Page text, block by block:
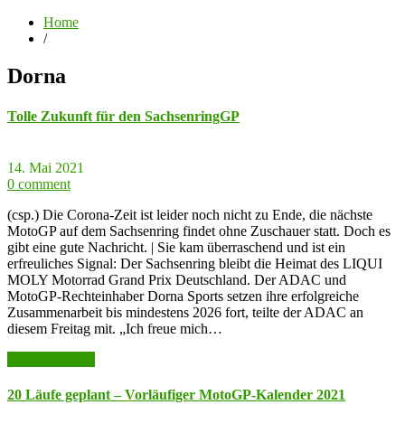
Home
/
Dorna
Tolle Zukunft für den SachsenringGP
14. Mai 2021
0 comment
(csp.) Die Corona-Zeit ist leider noch nicht zu Ende, die nächste
MotoGP auf dem Sachsenring findet ohne Zuschauer statt. Doch es
gibt eine gute Nachricht. | Sie kam überraschend und ist ein
erfreuliches Signal: Der Sachsenring bleibt die Heimat des LIQUI
MOLY Motorrad Grand Prix Deutschland. Der ADAC und
MotoGP-Rechteinhaber Dorna Sports setzen ihre erfolgreiche
Zusammenarbeit bis mindestens 2026 fort, teilte der ADAC an
diesem Freitag mit. „Ich freue mich…
20 Läufe geplant – Vorläufiger MotoGP-Kalender 2021